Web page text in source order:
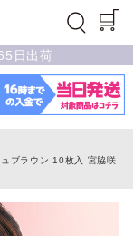
日出荷
ブラウン 10枚入 宮脇咲